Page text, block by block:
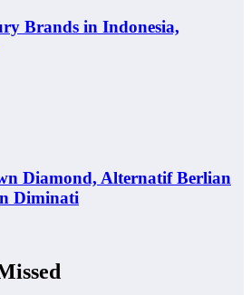
Brands in Indonesia,
Diamond, Alternatif Berlian
Diminati